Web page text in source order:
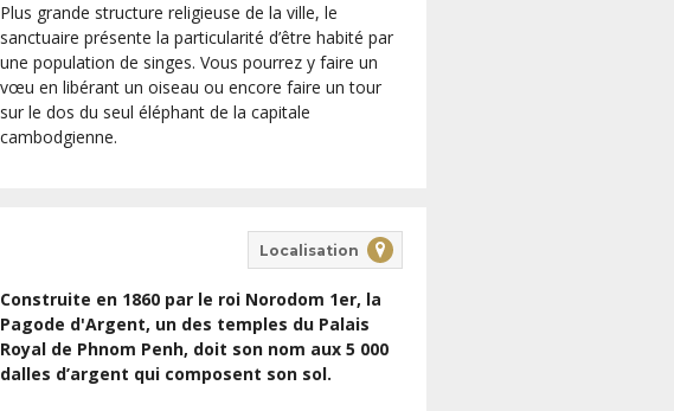
Plus grande structure religieuse de la ville, le
sanctuaire présente la particularité d’être habité par
une population de singes. Vous pourrez y faire un
vœu en libérant un oiseau ou encore faire un tour
sur le dos du seul éléphant de la capitale
cambodgienne.
Localisation
Construite en 1860 par le roi Norodom 1er, la
Pagode d'Argent, un des temples du Palais
Royal de Phnom Penh, doit son nom aux 5 000
dalles d’argent qui composent son sol.